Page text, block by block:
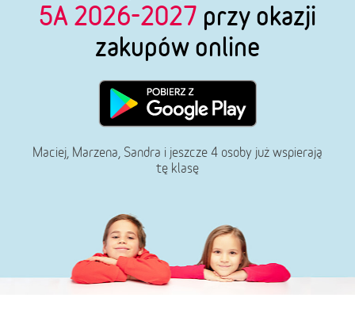
5A 2026-2027 przy okazji
zakupów online
Maciej, Marzena, Sandra i jeszcze 4 osoby już wspierają
tę klasę